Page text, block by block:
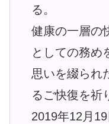
る。
健康の一層の
としての務め
思いを綴られ
るご快復を祈
2019年12月